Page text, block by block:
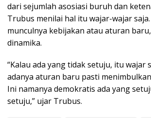
dari sejumlah asosiasi buruh dan
Trubus menilai hal itu wajar-wajar
munculnya kebijakan atau aturan
dinamika.
“Kalau ada yang tidak setuju, itu wajar
adanya aturan baru pasti
Ini namanya demokratis ada yang
setuju,” ujar Trubus.